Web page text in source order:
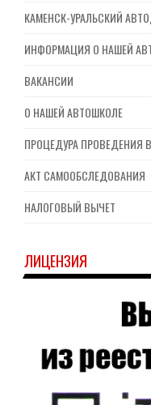
КАМЕНСК-УРАЛЬСКИЙ
ИНФОРМАЦИЯ О НАШЕЙ
ВАКАНСИИ
О НАШЕЙ АВТОШКОЛЕ
ПРОЦЕДУРА ПРОВЕДЕНИЯ
АКТ САМООБСЛЕДОВАНИЯ
НАЛОГОВЫЙ ВЫЧЕТ
ЛИЦЕНЗИЯ